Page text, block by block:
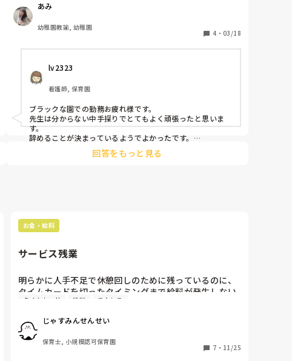
去年の6月末から働きはじめたこの園…
3月いっぱいで退職する事になりました。
フリーでしたが1年目の先生が途中で辞めたので11月後半
から年少の担任をしています。
ですが（むしろ優しくなっていた）
退職が決定した先週から副園長、園長からの苛めがまた再
発してしまいました。
今月は卒園式の準備で他の学年の先生も年長クラスの手伝
い詰めで自分のクラスの事ができていませんでした。（保
育が終わればすぐに卒園式の準備）
そして昨日卒園式でした。
卒園式が終わった後自分のクラスの作業（1人24枚の絵を
まとめてラッピングする。部屋に絵を1人一枚張り替え
した。
私はこの園では1年目ですが経験者なので補助は不必要と
いに駆り出され過労で風邪をひいてしまいました。重労働
が多かった…一人で大きい暗幕を何枚もつけさせられたり
お雛さまの片付けや椅子の出し入れなど…
で定時で帰らせてもらって良いですか？」と聞くと
「は？明日卒園式なのになんでそんなこと言うん？」「そ
んなん土曜日の休みの時に病院に行ってほしかったわ」
あみ
幼稚園教諭, 幼稚園
4 ・ 03/18
lv2323
看護師, 保育園
ブラックな園での勤務お疲れ様です。
先生は分からない中手探りでとてもよく頑張ったと思いま
す。
辞めることが決まっているようでよかったです。
裁判まで起こすおつもりなら今からでも残業した時間をメモ
しておくとよいですよ。何時～何時出勤までか。
しの辛抱です。
回答をもっと見る
お金・給料
サービス残業
明らかに人手不足で休憩回しのために残っているのに、
タイムカードを切ったタイミングまで給料が発生しない
私以外居ないから残ったのに、「ごめんね〜上がっ
て〜」で片付けないでほしい。
タイムカード 給料 ストレス
じゃすみんせんせい
保育士, 小規模認可保育園
7 ・ 11/25